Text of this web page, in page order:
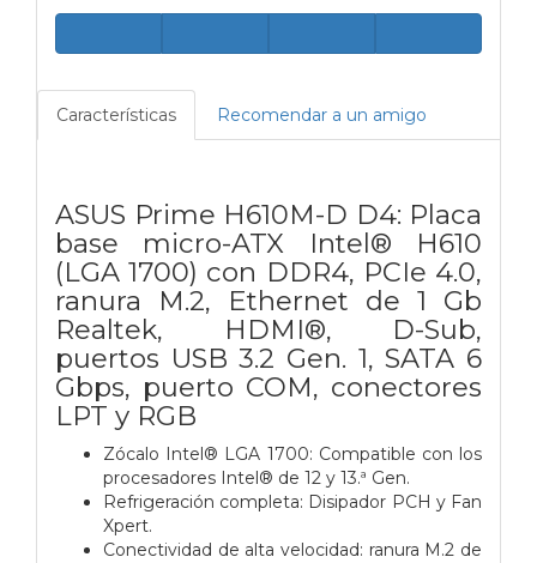
Características Recomendar a un amigo
ASUS Prime H610M-D D4: Placa
base micro-ATX Intel® H610
(LGA 1700) con DDR4, PCIe 4.0,
ranura M.2, Ethernet de 1 Gb
Realtek, HDMI®, D-Sub,
puertos USB 3.2 Gen. 1, SATA 6
Gbps, puerto COM, conectores
LPT y RGB
Zócalo Intel® LGA 1700: Compatible con los
procesadores Intel® de 12 y 13.ª Gen.
Refrigeración completa: Disipador PCH y Fan
Xpert.
Conectividad de alta velocidad: ranura M.2 de